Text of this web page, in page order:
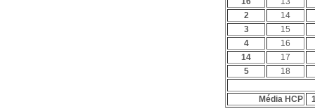
2
14
3
15
4
16
14
17
5
18
Média HCP